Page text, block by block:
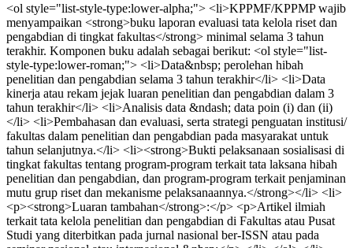
<ol style="list-style-type:lower-alpha;"> <li>KPPMF/KPPMP wajib
menyampaikan <strong>buku laporan evaluasi tata kelola riset dan
pengabdian di tingkat fakultas</strong> minimal selama 3 tahun
terakhir. Komponen buku adalah sebagai berikut: <ol style="list-
style-type:lower-roman;"> <li>Data&nbsp; perolehan hibah
penelitian dan pengabdian selama 3 tahun terakhir</li> <li>Data
kinerja atau rekam jejak luaran penelitian dan pengabdian dalam 3
tahun terakhir</li> <li>Analisis data &ndash; data poin (i) dan (ii)
</li> <li>Pembahasan dan evaluasi, serta strategi penguatan institusi/
fakultas dalam penelitian dan pengabdian pada masyarakat untuk
tahun selanjutnya.</li> <li><strong>Bukti pelaksanaan sosialisasi di
tingkat fakultas tentang program-program terkait tata laksana hibah
penelitian dan pengabdian, dan program-program terkait penjaminan
mutu grup riset dan mekanisme pelaksanaannya.</strong></li> <li>
<p><strong>Luaran tambahan</strong>:</p> <p>Artikel ilmiah
terkait tata kelola penelitian dan pengabdian di Fakultas atau Pusat
Studi yang diterbitkan pada jurnal nasional ber-ISSN atau pada